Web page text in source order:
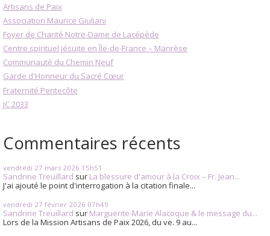
Artisans de Paix
Association Maurice Giuliani
Foyer de Charité Notre-Dame de Lacépède
Centre spirituel jésuite en Île-de-France – Manrèse
Communauté du Chemin Neuf
Garde d'Honneur du Sacré Cœur
Fraternité Pentecôte
JC 2033
Commentaires récents
vendredi 27 mars 2026 15h51
Sandrine Treuillard sur La blessure d'amour à la Croix – Fr. Jean...
J'ai ajouté le point d'interrogation à la citation finale...
vendredi 27 février 2026 07h49
Sandrine Treuillard sur Marguerite-Marie Alacoque & le message du...
Lors de la Mission Artisans de Paix 2026, du ve. 9 au...